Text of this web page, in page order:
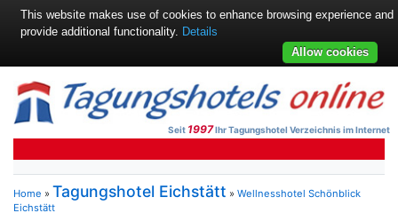
Seit 1997Ihr Tagungshotel Verzeichnis im Internet
Home » Tagungshotel Eichstätt » Wellnesshotel Schönblick
Eichstätt
This website makes use of cookies to enhance browsing experience and
provide additional functionality. Details
Allow cookies